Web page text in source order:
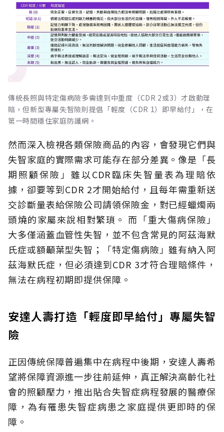
傳統長照與特定傷病險多需達到中重度（CDR 2或3）才啟動理
賠，但新型專屬失智險則提倡「輕度（CDR 1）即早給付」，在
第一時間穩住家庭防護網。
然而深入檢視各類保險商品的內容，會發現它們與
失智家庭的實際需求可能存在部分差異。像是「長
期照顧保險」雖以CDR臨床失智量表為理賠依
據，卻要等到CDR 2才開始給付，且每年需重新送
交診斷量表給保險公司請領保險金，對已經蠟燭兩
頭燒的家屬來說相對繁瑣。 而「重大傷病保險」
大多僅涵蓋血管性失智，並不包含常見的阿茲海默
氏症或額顳葉型失智；「特定傷病險」雖有納入阿
茲海默氏症，但必須達到CDR 3才符合理賠條件，
無法在病程初期即提供保障。
安達人壽打造「輕度即早給付」專屬失智
險
正因傳統保障普遍集中在病程中後期，安達人壽希
望將保障資源進一步往前延伸，真正解決高齡化社
會的照顧壓力，推出貼合失智症病程發展的醫療保
障，為有罹患失智症病患之家庭提供更即時的保
障。